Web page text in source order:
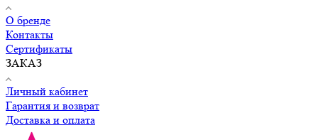
О бренде
Контакты
Сертификаты
ЗАКАЗ
Личный кабинет
Гарантия и возврат
Доставка и оплата